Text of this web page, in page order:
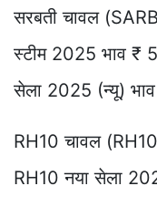
सरबती चावल
स्टीम 2025 भाव
सेला 2025 (न्यू)
RH10 चावल
RH10 नया सेला